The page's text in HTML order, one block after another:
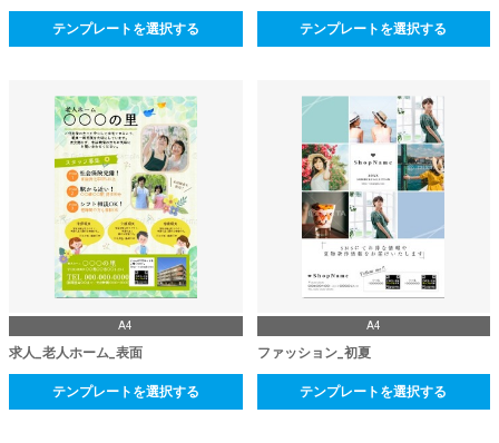
テンプレートを選択する テンプレートを選択する
A4
求人_老人ホーム_表面
テンプレートを選択する
A4
ファッション_初夏
テンプレートを選択する